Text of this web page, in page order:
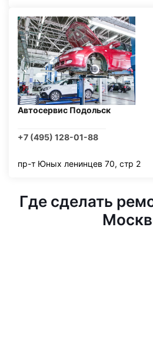
Автосервис Подольск
+7 (495) 128-01-88
пр-т Юных ленинцев 70, стр 2
Где сделать